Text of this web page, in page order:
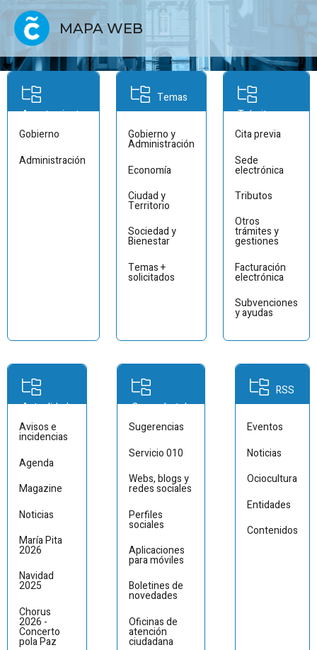
MAPA WEB
Ayuntamiento
Gobierno
Administración
Temas
Gobierno y
Administración
Economía
Ciudad y
Territorio
Sociedad y
Bienestar
Temas +
solicitados
Trámites
Cita previa
Sede
electrónica
Tributos
Otros
trámites y
gestiones
Facturación
electrónica
Subvenciones
y ayudas
Actualidad
Avisos e
incidencias
Agenda
Magazine
Noticias
María Pita
2026
Navidad
2025
Chorus
2026 -
Concerto
pola Paz
Comunícate!
Sugerencias
Servicio 010
Webs, blogs y
redes sociales
Perfiles
sociales
Aplicaciones
para móviles
Boletines de
novedades
Oficinas de
atención
ciudadana
RSS
Eventos
Noticias
Ociocultura
Entidades
Contenidos